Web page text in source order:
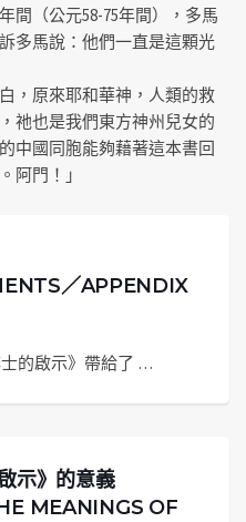
間（公元58-75年間），多馬
多馬說：他們一直是這顆光
，原來耶和華神，人類的救
祂也是我們東方神州兒女的
中國同胞能夠藉著這本書回
阿門！」
／APPENDIX
的啟示》帶給了 …
示》的意義
MEANINGS OF